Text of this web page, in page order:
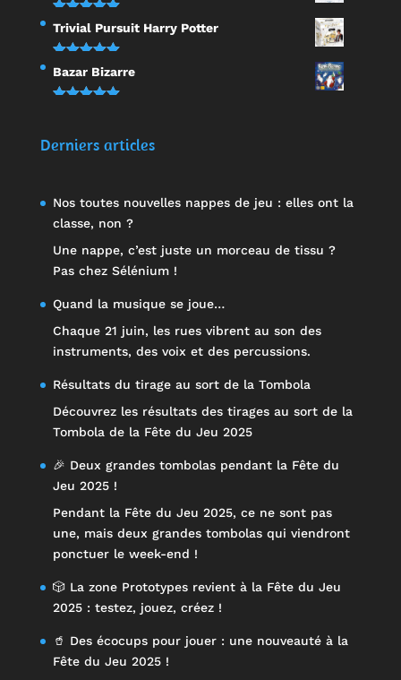
Note5.00
sur 5
Trivial Pursuit Harry Potter
Note5.00
sur 5
Bazar Bizarre
Derniers articles
Nos toutes nouvelles nappes de jeu : elles ont la
classe, non ?
Une nappe, c’est juste un morceau de tissu ?
Pas chez Sélénium !
Quand la musique se joue…
Chaque 21 juin, les rues vibrent au son des
instruments, des voix et des percussions.
Résultats du tirage au sort de la Tombola
Découvrez les résultats des tirages au sort de la
Tombola de la Fête du Jeu 2025
🎉 Deux grandes tombolas pendant la Fête du
Jeu 2025 !
Pendant la Fête du Jeu 2025, ce ne sont pas
une, mais deux grandes tombolas qui viendront
ponctuer le week-end !
🎲 La zone Prototypes revient à la Fête du Jeu
2025 : testez, jouez, créez !
🥤 Des écocups pour jouer : une nouveauté à la
Fête du Jeu 2025 !